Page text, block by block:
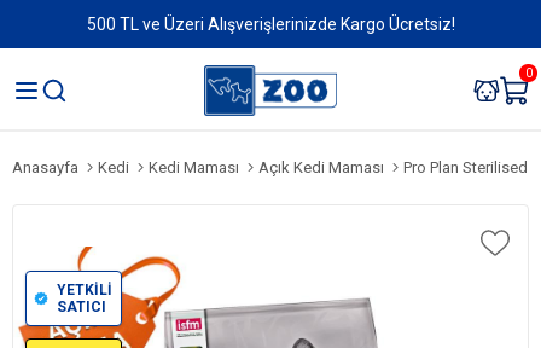
500 TL ve Üzeri Alışverişlerinizde Kargo Ücretsiz!
0
Anasayfa Kedi Kedi Maması Açık Kedi Maması Pro Plan Sterilised
YETKİLİ
SATICI